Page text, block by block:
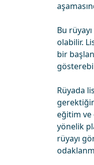
Bu
olabilir.
bir
Rüyada
eğitim ve
yönelik
rüyayı